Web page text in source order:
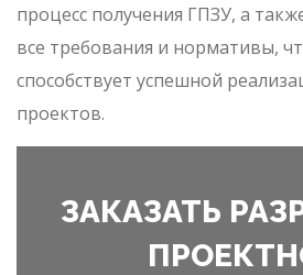
процесс получения ГПЗУ, а
все требования и нормативы,
способствует успешной
проектов.
ЗАКАЗАТЬ